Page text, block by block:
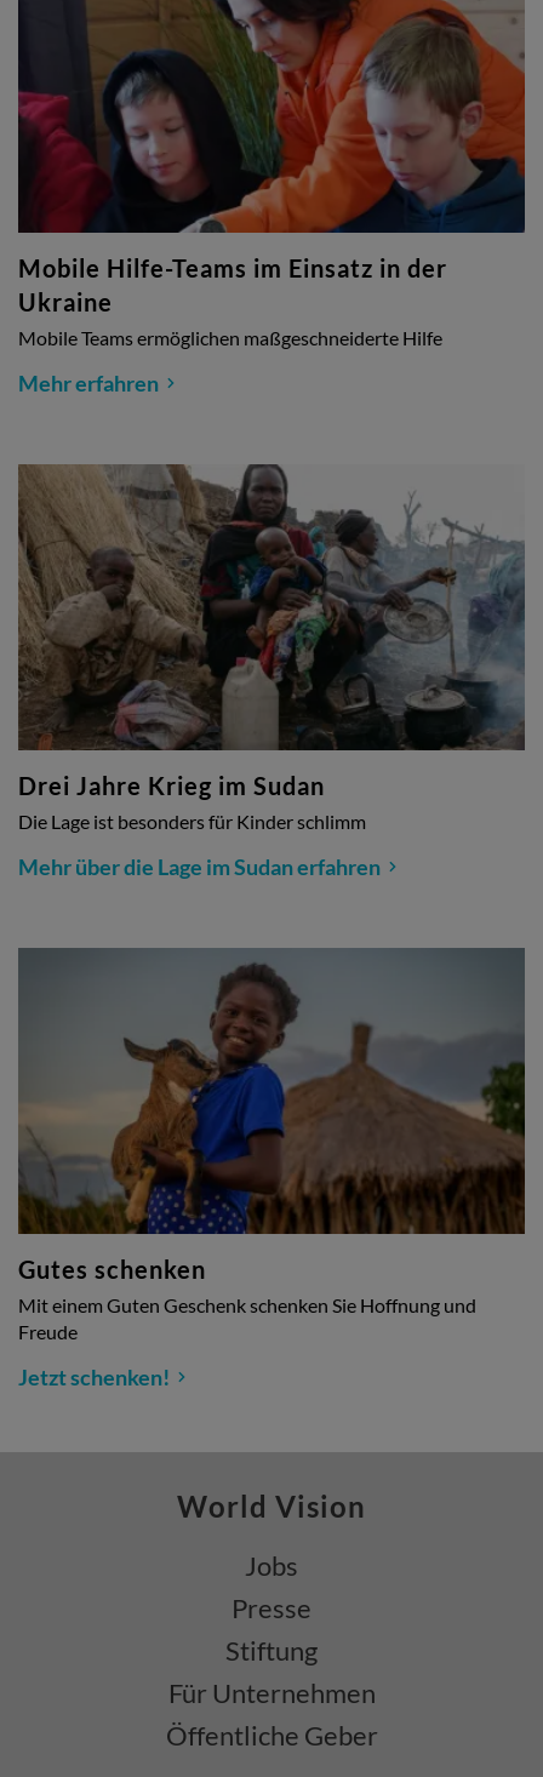
Mobile Hilfe-Teams im Einsatz in der
Ukraine
Mobile Teams ermöglichen maßgeschneiderte Hilfe
Mehr erfahren
Drei Jahre Krieg im Sudan
Die Lage ist besonders für Kinder schlimm
Mehr über die Lage im Sudan erfahren
Gutes schenken
Mit einem Guten Geschenk schenken Sie Hoffnung und
Freude
Jetzt schenken!
World Vision
Jobs
Presse
Stiftung
Für Unternehmen
Öffentliche Geber